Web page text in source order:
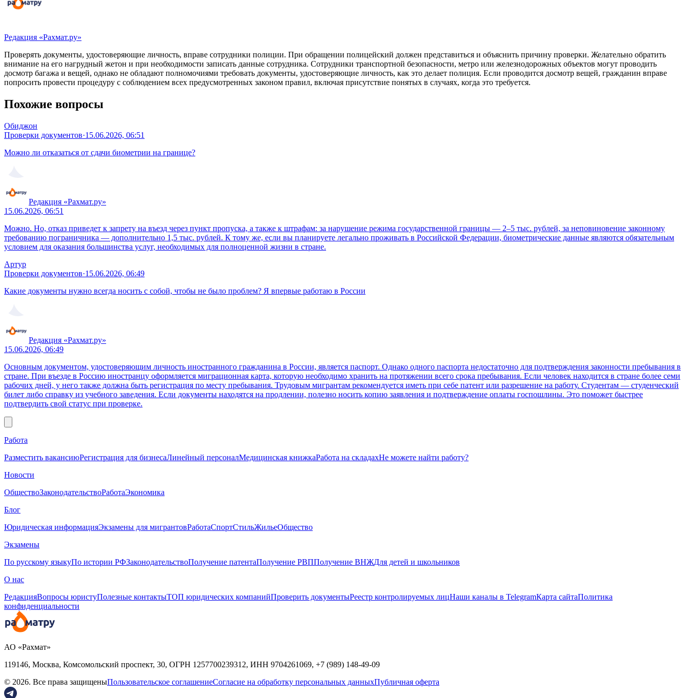
Редакция «Рахмат.ру»
Проверять документы, удостоверяющие личность, вправе сотрудники полиции. При обращении полицейский должен представиться и объяснить причину проверки. Желательно обратить
внимание на его нагрудный жетон и при необходимости записать данные сотрудника. Сотрудники транспортной безопасности, метро или железнодорожных объектов могут проводить
досмотр багажа и вещей, однако не обладают полномочиями требовать документы, удостоверяющие личность, как это делает полиция. Если проводится досмотр вещей, гражданин вправе
попросить провести процедуру с соблюдением всех предусмотренных законом правил, включая присутствие понятых в случаях, когда это требуется.
Похожие вопросы
Обиджон
Проверки документов·15.06.2026, 06:51
Можно ли отказаться от сдачи биометрии на границе?
Редакция «Рахмат.ру»
15.06.2026, 06:51
Можно. Но, отказ приведет к запрету на въезд через пункт пропуска, а также к штрафам: за нарушение режима государственной границы — 2–5 тыс. рублей, за неповиновение законному
требованию пограничника — дополнительно 1,5 тыс. рублей. К тому же, если вы планируете легально проживать в Российской Федерации, биометрические данные являются обязательным
условием для оказания большинства услуг, необходимых для полноценной жизни в стране.
Артур
Проверки документов·15.06.2026, 06:49
Какие документы нужно всегда носить с собой, чтобы не было проблем? Я впервые работаю в России
Редакция «Рахмат.ру»
15.06.2026, 06:49
Основным документом, удостоверяющим личность иностранного гражданина в России, является паспорт. Однако одного паспорта недостаточно для подтверждения законности пребывания в
стране. При въезде в Россию иностранцу оформляется миграционная карта, которую необходимо хранить на протяжении всего срока пребывания. Если человек находится в стране более семи
рабочих дней, у него также должна быть регистрация по месту пребывания. Трудовым мигрантам рекомендуется иметь при себе патент или разрешение на работу. Студентам — студенческий
билет либо справку из учебного заведения. Если документы находятся на продлении, полезно носить копию заявления и подтверждение оплаты госпошлины. Это поможет быстрее
подтвердить свой статус при проверке.
Работа
Разместить вакансиюРегистрация для бизнесаЛинейный персоналМедицинская книжкаРабота на складахНе можете найти работу?
Новости
ОбществоЗаконодательствоРаботаЭкономика
Блог
Юридическая информацияЭкзамены для мигрантовРаботаСпортСтильЖильеОбщество
Экзамены
По русскому языкуПо истории РФЗаконодательствоПолучение патентаПолучение РВППолучение ВНЖДля детей и школьников
О нас
РедакцияВопросы юристуПолезные контактыТОП юридических компанийПроверить документыРеестр контролируемых лицНаши каналы в TelegramКарта сайтаПолитика
конфиденциальности
АО «Рахмат»
119146, Москва, Комсомольский проспект, 30, ОГРН 1257700239312, ИНН 9704261069, +7 (989) 148-49-09
© 2026. Все права защищеныПользовательское соглашениеСогласие на обработку персональных данныхПубличная оферта